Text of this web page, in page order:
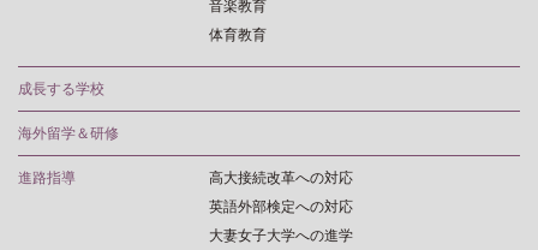
音楽教育
体育教育
成長する学校
海外留学＆研修
進路指導
高大接続改革への対応
英語外部検定への対応
大妻女子大学への進学